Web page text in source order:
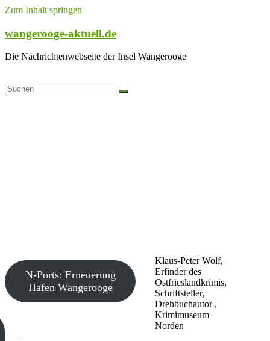
Zum Inhalt springen
wangerooge-aktuell.de
Die Nachrichtenwebseite der Insel Wangerooge
Klaus-Peter Wolf,
Erfinder des
Ostfrieslandkrimis,
Schriftsteller,
Drehbuchautor ,
Krimimuseum
Norden
N-Ports: Erneuerung
Hafen Wangerooge